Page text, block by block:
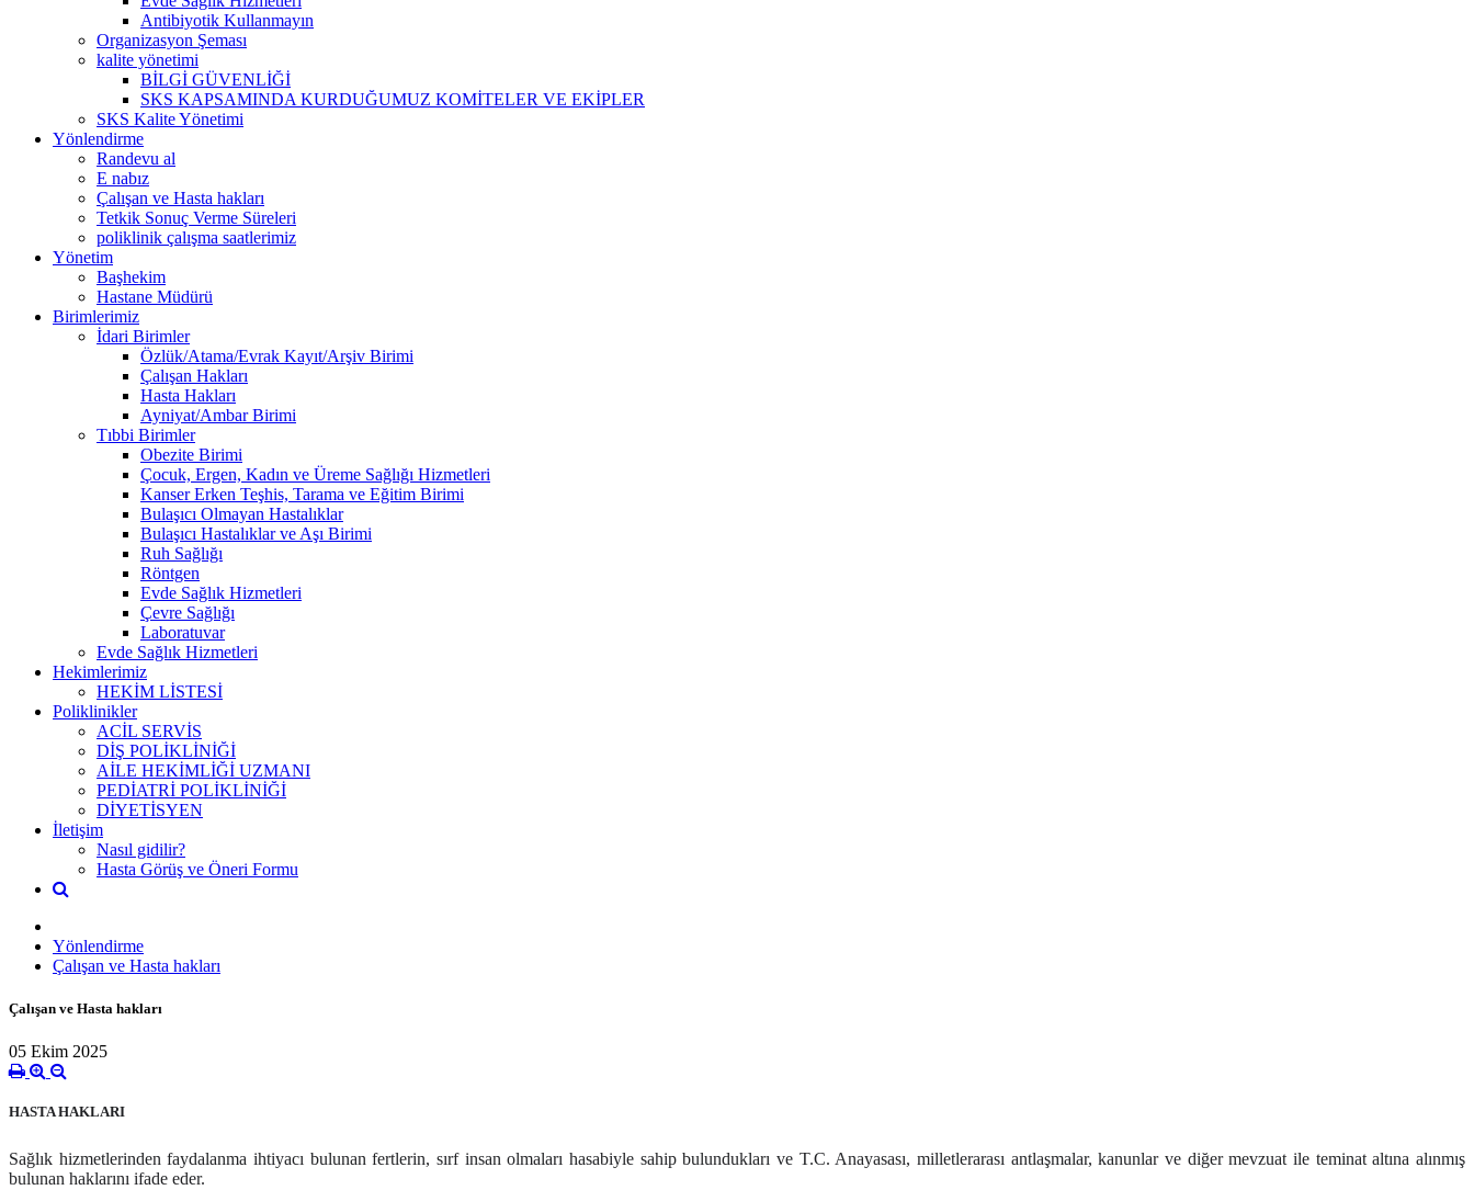
Antibiyotik Kullanmayın
Organizasyon Şeması
kalite yönetimi
BİLGİ GÜVENLİĞİ
SKS KAPSAMINDA KURDUĞUMUZ KOMİTELER VE EKİPLER
SKS Kalite Yönetimi
Yönlendirme
Randevu al
E nabız
Çalışan ve Hasta hakları
Tetkik Sonuç Verme Süreleri
poliklinik çalışma saatlerimiz
Yönetim
Başhekim
Hastane Müdürü
Birimlerimiz
İdari Birimler
Özlük/Atama/Evrak Kayıt/Arşiv Birimi
Çalışan Hakları
Hasta Hakları
Ayniyat/Ambar Birimi
Tıbbi Birimler
Obezite Birimi
Çocuk, Ergen, Kadın ve Üreme Sağlığı Hizmetleri
Kanser Erken Teşhis, Tarama ve Eğitim Birimi
Bulaşıcı Olmayan Hastalıklar
Bulaşıcı Hastalıklar ve Aşı Birimi
Ruh Sağlığı
Röntgen
Evde Sağlık Hizmetleri
Çevre Sağlığı
Laboratuvar
Evde Sağlık Hizmetleri
Hekimlerimiz
HEKİM LİSTESİ
Poliklinikler
ACİL SERVİS
DİŞ POLİKLİNİĞİ
AİLE HEKİMLİĞİ UZMANI
PEDİATRİ POLİKLİNİĞİ
DİYETİSYEN
İletişim
Nasıl gidilir?
Hasta Görüş ve Öneri Formu
Yönlendirme
Çalışan ve Hasta hakları
Çalışan ve Hasta hakları
05 Ekim 2025
HASTA HAKLARI
Sağlık hizmetlerinden faydalanma ihtiyacı bulunan fertlerin, sırf insan olmaları hasabiyle sahip bulundukları ve T.C. Anayasası, milletlerarası antlaşmalar, kanunlar ve diğer mevzuat ile teminat altına alınmış
bulunan haklarını ifade eder.